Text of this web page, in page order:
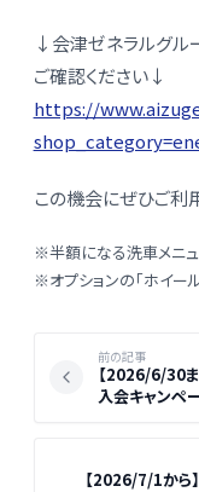
↓会津ゼネラルグル
ご確認ください↓
https://
この機会にぜひご利
※半額になる洗車メニュ
※オプションの「ホイー
前の記事
【2026/6/30ま
入会キャンペー
【2026/7/1から